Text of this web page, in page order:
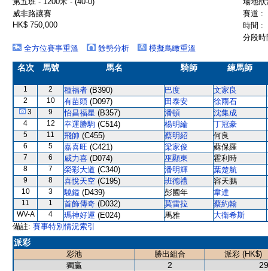
威非路讓賽
賽道 :
HK$ 750,000
時間 :
分段
全方位賽事重溫
餘勢分析 模擬鳥瞰重溫
名次 馬號 馬名 騎師 練馬師
1 2 種福者 (B390) 巴度 文家良
2 10 有苗頭 (D097) 田泰安 徐雨石
3 9 怡昌福星 (B357) 潘頓 沈集成
4 12 幸運勝駒 (C514) 楊明綸 丁冠豪
5 11 飛帥 (C455) 蔡明紹 何良
6 5 嘉喜旺 (C421) 梁家俊 蘇保羅
7 6 威力喜 (D074) 巫顯東 霍利時
8 7 榮彩大道 (C340) 潘明輝 葉楚航
9 8 喜悅天空 (C195) 班德禮 容天鵬
10 3 驍鎰 (D439) 彭國年 韋達
11 1 首飾傳奇 (D032) 莫雷拉 蔡約翰
WV-A 4 瑪神好運 (E024) 馬雅
大衛希斯
備註: 賽事特別情況索引
派彩
彩池 勝出組合
派彩 (HK$)
獨贏
2